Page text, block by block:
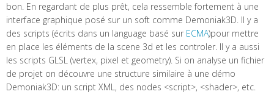
bon. En regardant de plus prêt, cela ressemble fortement à une
interface graphique posé sur un soft comme Demoniak3D. Il y a
des scripts (écrits dans un language basé sur ECMA)pour mettre
en place les éléments de la scene 3d et les controler. Il y a aussi
les scripts GLSL (vertex, pixel et geometry). Si on analyse un fichier
de projet on découvre une structure similaire à une démo
Demoniak3D: un script XML, des nodes <script>, <shader>, etc.